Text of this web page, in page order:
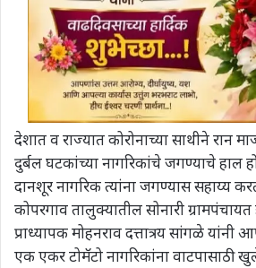
देशात व राज्यात कोरोनाच्या साथीने रान
दुर्बल घटकांच्या नागरिकांचे जगण्याचे हाल
दानशूर नागरिक त्यांना जगण्यास सहाय्य
कोपरगाव तालुक्यातील सोनारी
प्राध्यापक मोहनराव दत्तात्रय सांगळे
एक एकर टोमॅटो नागरिकांना वाटपासाठी